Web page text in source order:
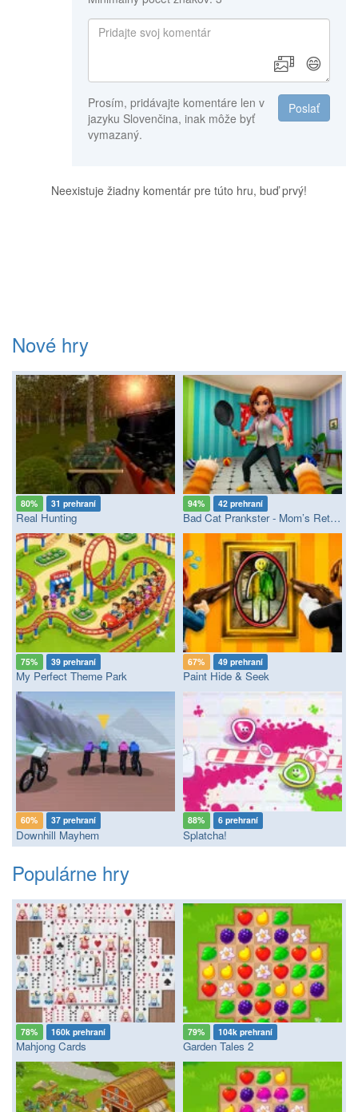
😄
Poslať
Prosím, pridávajte komentáre len v
jazyku Slovenčina, inak môže byť
vymazaný.
Neexistuje žiadny komentár pre túto hru, buď prvý!
Nové hry
80% 31 prehraní
Real Hunting
94% 42 prehraní
Bad Cat Prankster - Mom’s Return
75% 39 prehraní
My Perfect Theme Park
67% 49 prehraní
Paint Hide & Seek
60% 37 prehraní
Downhill Mayhem
88% 6 prehraní
Splatcha!
Populárne hry
78% 160k prehraní
Mahjong Cards
79% 104k prehraní
Garden Tales 2